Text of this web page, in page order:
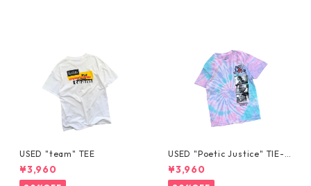
USED "team" TEE
¥3,960
USED "Poetic Justice" TIE-D
YE TEE
¥3,960